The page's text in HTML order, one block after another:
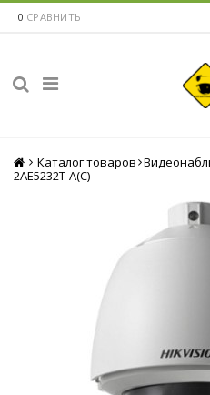
0 СРАВНИТЬ
Главная
Каталог товаров
2AE5232T-A(C)